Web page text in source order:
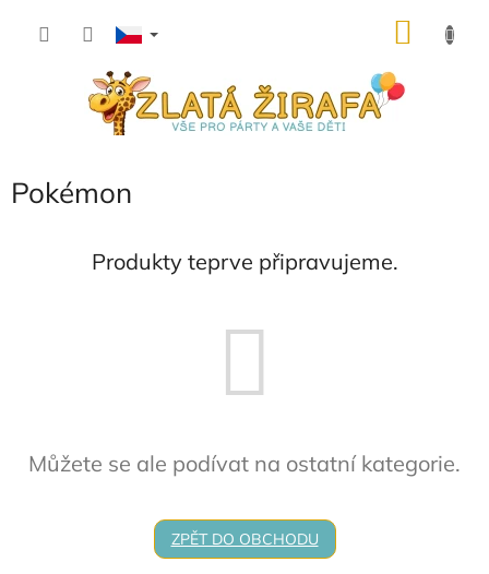
Pokémon
Produkty teprve připravujeme.
Můžete se ale podívat na ostatní kategorie.
ZPĚT DO OBCHODU